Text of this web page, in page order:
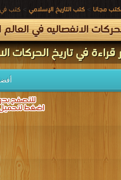
مجانا > كتب التاريخ الإسلامي > كتب في
الانفصاليه في
في تاريخ الحركات